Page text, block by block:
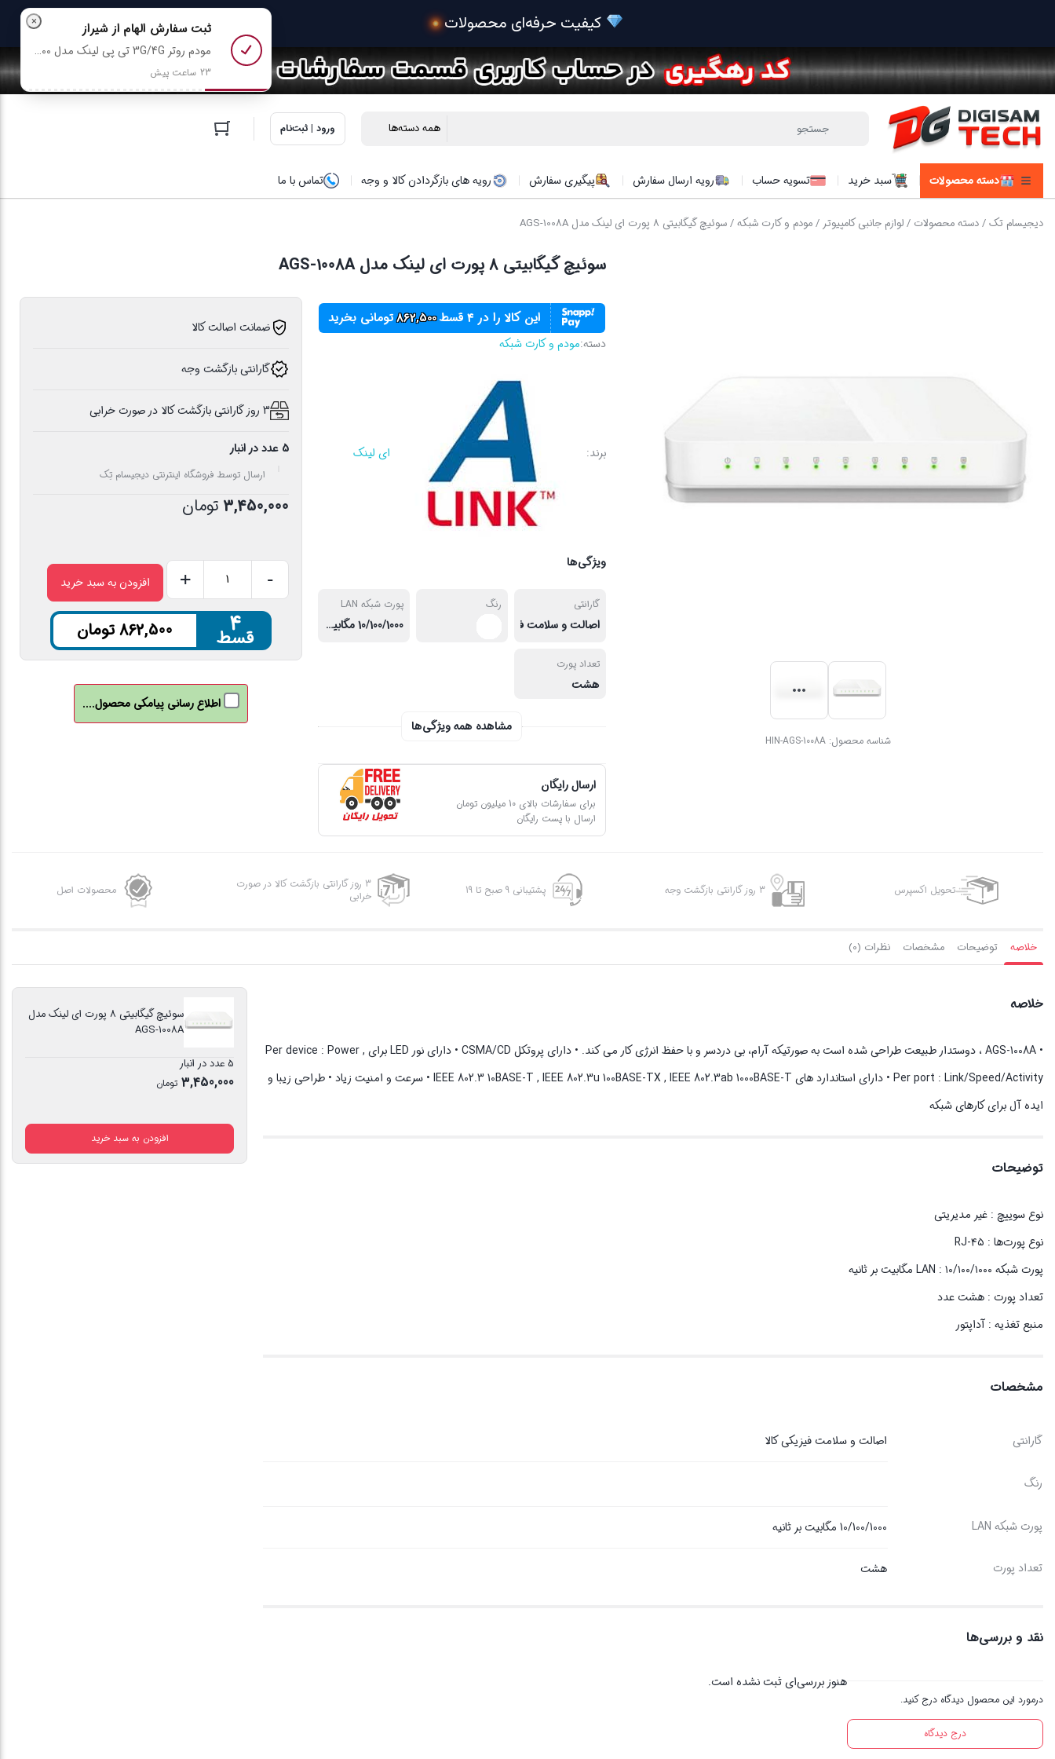
ورود | ثبت‌نام
دسته محصولات سبد خرید تسویه حساب رویه ارسال سفارش پیگیری سفارش رویه های بازگردادن کالا و وجه تماس با ما
دیجیسام تک/دسته محصولات /لوازم جانبی کامپیوتر /مودم و کارت شبکه/ سوئیچ گیگابیتی 8 پورت ای لینک مدل AGS-1008A
شناسه محصول: HIN-AGS-1008A
سوئیچ گیگابیتی 8 پورت ای لینک مدل AGS-1008A
این کالا را در ۴ قسط 862,500تومانی بخرید
دسته:مودم و کارت شبکه
برند: ای لینک
ویژگی‌ها
گارانتی
اصالت و سلامت فیزیکی کالا
رنگ پورت شبکه LAN
10/100/1000 مگابیت بر ثانیه
تعداد پورت‌
هشت
مشاهده همه ویژگی‌ها
ارسال رایگان
برای سفارشات بالای 10 میلیون تومان
ارسال با پست رایگان
ضمانت اصالت کالا
گارانتی بازگشت وجه
3 روز گارانتی بازگشت کالا در صورت خرابی
5 عدد در انبار
ارسال توسط فروشگاه اینترنتی دیجیسام تِک
3,450,000 تومان
گیگابیتی
پورت
-
+ افزودن به سبد خرید
۴
قسط 862,500تومان
اطلاع رسانی پیامکی محصول....
تحویل اکسپرس 3 روز گارانتی بازگشت وجه پشتیبانی 9 صبح تا 19
3 روز گارانتی بازگشت کالا در صورت
خرابی
محصولات اصل
خلاصه توضیحات مشخصات نظرات (0)
خلاصه
• AGS-1008A ، دوستدار طبیعت طراحی شده است به صورتیکه آرام، بی دردسر و با حفظ انرژی کار می کند. • دارای پروتکل CSMA/CD • دارای نور LED برای Per device : Power ,
Per port : Link/Speed/Activity • دارای استاندارد های IEEE 802.3 10BASE-T , IEEE 802.3u 100BASE-TX , IEEE 802.3ab 1000BASE-T • سرعت و امنیت زیاد • طراحی زیبا و
ایده آل برای کارهای شبکه
توضیحات
نوع سوییچ : غیر مدیریتی
نوع پورت‌ها : RJ-۴۵
پورت شبکه LAN : ۱۰/۱۰۰/۱۰۰۰ مگابیت بر ثانیه
تعداد پورت‌ : هشت عدد
منبع تغذیه : آداپتور
مشخصات
گارانتی اصالت و سلامت فیزیکی کالا
رنگ
پورت شبکه LAN 10/100/1000 مگابیت بر ثانیه
تعداد پورت‌ هشت
نقد و بررسی‌ها
درمورد این محصول دیدگاه درج کنید.
درج دیدگاه
هنوز بررسی‌ای ثبت نشده است.
سوئیچ گیگابیتی 8 پورت ای لینک مدل
AGS-1008A
5 عدد در انبار
3,450,000 تومان
افزودن به سبد خرید
× ثبت سفارش الهام از شیراز
مودم روتر 3G/4G تی پی لینک مدل TL-MR100 رو خرید کرد
23 ساعت پیش